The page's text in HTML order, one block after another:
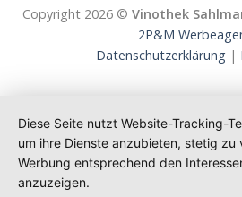
Copyright 2026 © Vinothek
2P&M
Datenschutzerklärung |
Diese Seite nutzt Website-Tracking-
um ihre Dienste anzubieten, stetig zu
Werbung entsprechend den
anzuzeigen.